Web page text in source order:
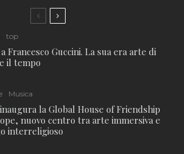
top
Francesco Guccini. La sua era arte di
il tempo
Musica
inaugura la Global House of Friendship
nuovo centro tra arte immersiva e
interreligioso